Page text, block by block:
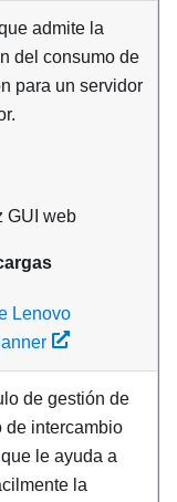
admite la
del consumo de
para un servidor
GUI web
Lenovo
de gestión de
de intercambio
le ayuda a
la